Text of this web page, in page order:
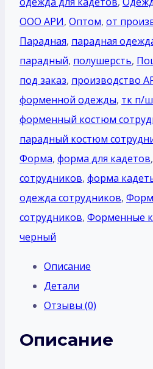
ООО АРИ, Оптом, от
Парадная, парадная
парадный, полушерсть,
под заказ, производство
форменной одежды, тк п/ш
фoрменный костюм
парадный костюм
Форма, форма для кадетов,
сотрудников, форма
одежда сотрудников,
сотрудников, Форменные
черный
Описание
Детали
Отзывы (0)
Описание